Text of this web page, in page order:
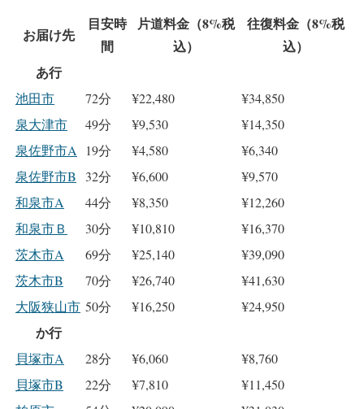
お届け先
目安時
間
片道料金（8%税
込）
往復料金（8%税
込）
あ行
池田市 72分 ¥22,480
¥34,850
泉大津市
49分 ¥9,530
¥14,350
泉佐野市A
19分 ¥4,580
¥6,340
泉佐野市B
32分 ¥6,600
¥9,570
和泉市A
44分 ¥8,350
¥12,260
和泉市Ｂ
30分 ¥10,810
¥16,370
茨木市A
69分 ¥25,140
¥39,090
茨木市B
70分 ¥26,740
¥41,630
大阪狭山市 50分 ¥16,250 ¥24,950
か行
貝塚市A 28分 ¥6,060
¥8,760
貝塚市B
22分 ¥7,810
¥11,450